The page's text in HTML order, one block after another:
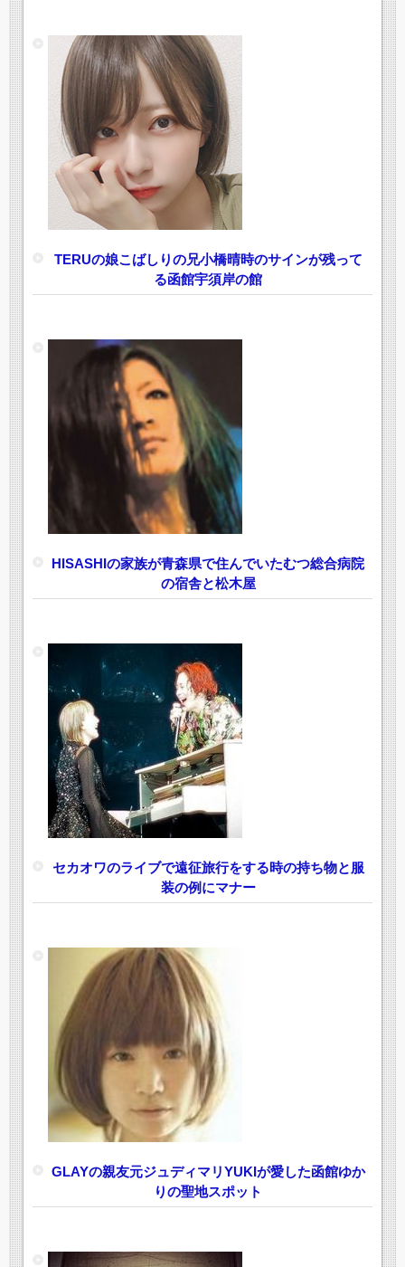
TERUの娘こばしりの兄小橋晴時のサインが残って
る函館宇須岸の館
HISASHIの家族が青森県で住んでいたむつ総合病院
の宿舎と松木屋
セカオワのライブで遠征旅行をする時の持ち物と服
装の例にマナー
GLAYの親友元ジュディマリYUKIが愛した函館ゆか
りの聖地スポット